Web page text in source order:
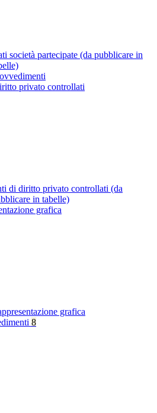
società partecipate (da pubblicare in
privato controllati
di diritto privato controllati (da
in tabelle)
grafica
grafica
8